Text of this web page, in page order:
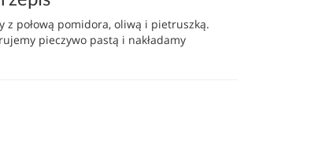
połową pomidora, oliwą i pietruszką.
pieczywo pastą i nakładamy